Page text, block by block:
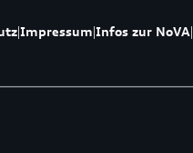
|Impressum|Infos zur NoVA|